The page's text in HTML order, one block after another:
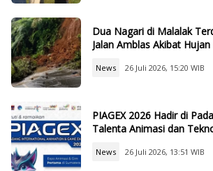
Dua Nagari di Malalak
Jalan Amblas Akibat
News 26 Juli 2026, 15:20 WIB
PIAGEX 2026 Hadir di
Talenta Animasi dan
News 26 Juli 2026, 13:51 WIB